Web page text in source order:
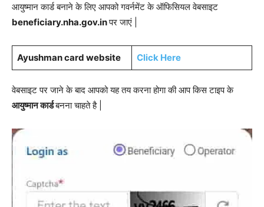
आयुष्मान कार्ड बनाने के लिए आपको गवर्नमेंट के ऑफिसियल वेबसाइट
beneficiary.nha.gov.inपर जाएं |
Ayushman card website Click Here
वेबसाइट पर जाने के बाद आपको यह तय करना होगा की आप किस टाइप के
आयुष्मान कार्डबनना चाहते है |